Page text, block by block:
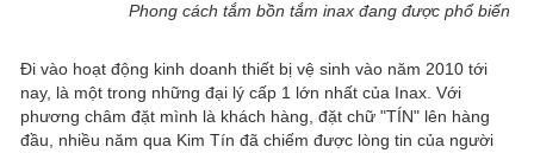
Phong cách tắm bồn tắm inax đang được phổ biến
Đi vào hoạt động kinh doanh thiết bị vệ sinh vào năm 2010 tới
nay, là một trong những đại lý cấp 1 lớn nhất của Inax. Với
phương châm đặt mình là khách hàng, đặt chữ "TÍN" lên hàng
đầu, nhiều năm qua Kim Tín đã chiếm được lòng tin của người